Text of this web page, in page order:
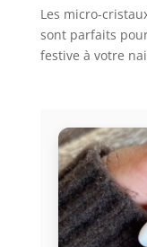
Les micro-
sont parfaits
festive à votre